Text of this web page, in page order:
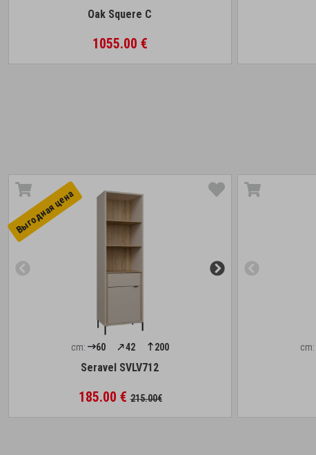
Oak Squere C
1055.00 €
Выгоднaя цена
cm: 60 42 200
Seravel SVLV712
185.00 €215.00€
cm: